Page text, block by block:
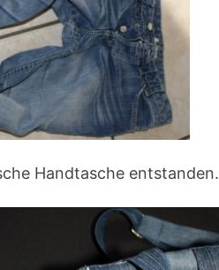
Handtasche entstanden.